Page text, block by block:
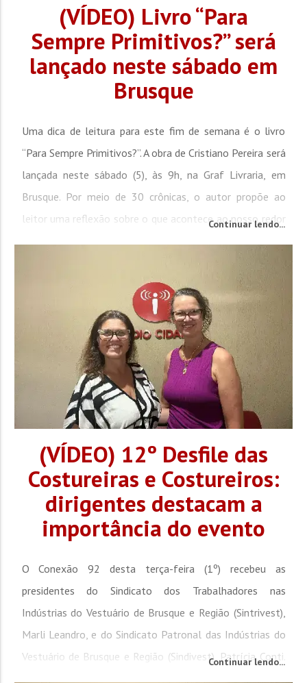
(VÍDEO) Livro “Para
Sempre Primitivos?” será
lançado neste sábado em
Brusque
Uma dica de leitura para este fim de semana é o livro
“Para Sempre Primitivos?”. A obra de Cristiano Pereira será
lançada neste sábado (5), às 9h, na Graf Livraria, em
Brusque. Por meio de 30 crônicas, o autor propõe ao
leitor uma reflexão sobre o que acontece ao nosso redor
participou do Conexão 92 desta sexta-feira (4). No
programa, ele disse que o livro...
Continuar lendo...
(VÍDEO) 12º Desfile das
Costureiras e Costureiros:
dirigentes destacam a
importância do evento
O Conexão 92 desta terça-feira (1º) recebeu as
presidentes do Sindicato dos Trabalhadores nas
Indústrias do Vestuário de Brusque e Região (Sintrivest),
Marli Leandro, e do Sindicato Patronal das Indústrias do
Vestuário de Brusque e Região (Sindivest), Patrícia Conti.
Continuar lendo...